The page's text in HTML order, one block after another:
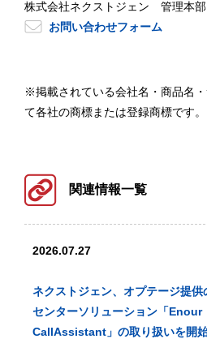
株式会社ネクストジェン 管理本
お問い合わせフォーム
※掲載されている会社名・商品名
て各社の商標または登録商標です。
関連情報一覧
2026.07.27
ネクストジェン、オプテージ提供
センターソリューション「Enour
CallAssistant」の取り扱いを開